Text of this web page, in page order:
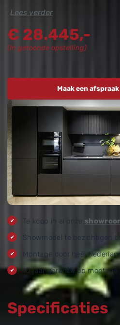
Lees verder
€ 28.445,-
(In getoonde opstelling)
Maak een afspraak
Te koop in al onze
Showmodel te bezichtigen
Montage door héél
10 jaar garantie op montage
Specificaties